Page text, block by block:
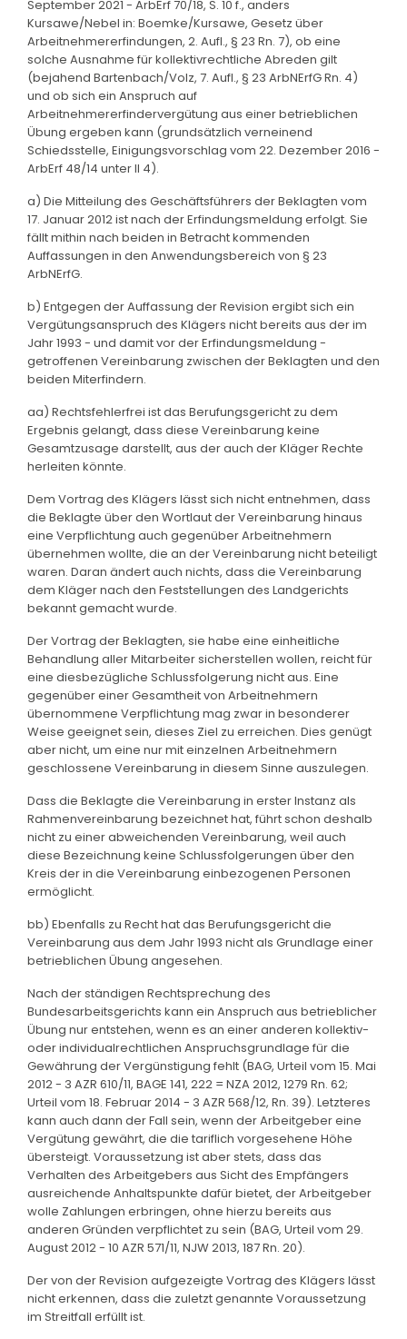
September 2021 - ArbErf 70/18, S. 10 f., anders
Kursawe/Nebel in: Boemke/Kursawe, Gesetz über
Arbeitnehmererfindungen, 2. Aufl., § 23 Rn. 7), ob eine
solche Ausnahme für kollektivrechtliche Abreden gilt
(bejahend Bartenbach/Volz, 7. Aufl., § 23 ArbNErfG Rn. 4)
und ob sich ein Anspruch auf
Arbeitnehmererfindervergütung aus einer betrieblichen
Übung ergeben kann (grundsätzlich verneinend
Schiedsstelle, Einigungsvorschlag vom 22. Dezember 2016 -
ArbErf 48/14 unter II 4).
a) Die Mitteilung des Geschäftsführers der Beklagten vom
17. Januar 2012 ist nach der Erfindungsmeldung erfolgt. Sie
fällt mithin nach beiden in Betracht kommenden
Auffassungen in den Anwendungsbereich von § 23
ArbNErfG.
b) Entgegen der Auffassung der Revision ergibt sich ein
Vergütungsanspruch des Klägers nicht bereits aus der im
Jahr 1993 - und damit vor der Erfindungsmeldung -
getroffenen Vereinbarung zwischen der Beklagten und den
beiden Miterfindern.
aa) Rechtsfehlerfrei ist das Berufungsgericht zu dem
Ergebnis gelangt, dass diese Vereinbarung keine
Gesamtzusage darstellt, aus der auch der Kläger Rechte
herleiten könnte.
Dem Vortrag des Klägers lässt sich nicht entnehmen, dass
die Beklagte über den Wortlaut der Vereinbarung hinaus
eine Verpflichtung auch gegenüber Arbeitnehmern
übernehmen wollte, die an der Vereinbarung nicht beteiligt
waren. Daran ändert auch nichts, dass die Vereinbarung
dem Kläger nach den Feststellungen des Landgerichts
bekannt gemacht wurde.
Der Vortrag der Beklagten, sie habe eine einheitliche
Behandlung aller Mitarbeiter sicherstellen wollen, reicht für
eine diesbezügliche Schlussfolgerung nicht aus. Eine
gegenüber einer Gesamtheit von Arbeitnehmern
übernommene Verpflichtung mag zwar in besonderer
Weise geeignet sein, dieses Ziel zu erreichen. Dies genügt
aber nicht, um eine nur mit einzelnen Arbeitnehmern
geschlossene Vereinbarung in diesem Sinne auszulegen.
Dass die Beklagte die Vereinbarung in erster Instanz als
Rahmenvereinbarung bezeichnet hat, führt schon deshalb
nicht zu einer abweichenden Vereinbarung, weil auch
diese Bezeichnung keine Schlussfolgerungen über den
Kreis der in die Vereinbarung einbezogenen Personen
ermöglicht.
bb) Ebenfalls zu Recht hat das Berufungsgericht die
Vereinbarung aus dem Jahr 1993 nicht als Grundlage einer
betrieblichen Übung angesehen.
Nach der ständigen Rechtsprechung des
Bundesarbeitsgerichts kann ein Anspruch aus betrieblicher
Übung nur entstehen, wenn es an einer anderen kollektiv-
oder individualrechtlichen Anspruchsgrundlage für die
Gewährung der Vergünstigung fehlt (BAG, Urteil vom 15. Mai
2012 - 3 AZR 610/11, BAGE 141, 222 = NZA 2012, 1279 Rn. 62;
Urteil vom 18. Februar 2014 - 3 AZR 568/12, Rn. 39). Letzteres
kann auch dann der Fall sein, wenn der Arbeitgeber eine
Vergütung gewährt, die die tariflich vorgesehene Höhe
übersteigt. Voraussetzung ist aber stets, dass das
Verhalten des Arbeitgebers aus Sicht des Empfängers
ausreichende Anhaltspunkte dafür bietet, der Arbeitgeber
wolle Zahlungen erbringen, ohne hierzu bereits aus
anderen Gründen verpflichtet zu sein (BAG, Urteil vom 29.
August 2012 - 10 AZR 571/11, NJW 2013, 187 Rn. 20).
Der von der Revision aufgezeigte Vortrag des Klägers lässt
nicht erkennen, dass die zuletzt genannte Voraussetzung
im Streitfall erfüllt ist.